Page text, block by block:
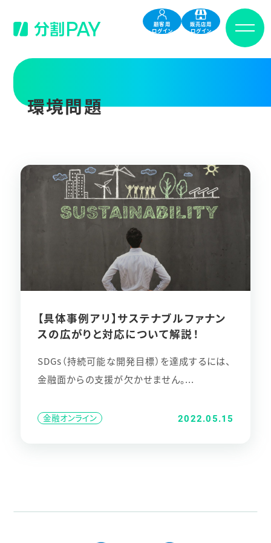
顧客用
ログイン
販売店用
ログイン
環境問題
【具体事例アリ】サステナブルファナン
スの広がりと対応について解説！
SDGs（持続可能な開発目標）を達成するには、
金融面からの支援が欠かせません。...
金融オンライン 2022.05.15